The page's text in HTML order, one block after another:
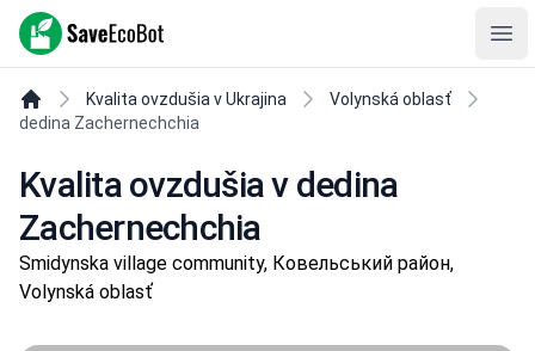
SaveEcoBot
Kvalita ovzdušia v Ukrajina
Volynská oblasť
dedina Zachernechchia
Kvalita ovzdušia v dedina
Zachernechchia
Smidynska village community, Ковельський район,
Volynská oblasť